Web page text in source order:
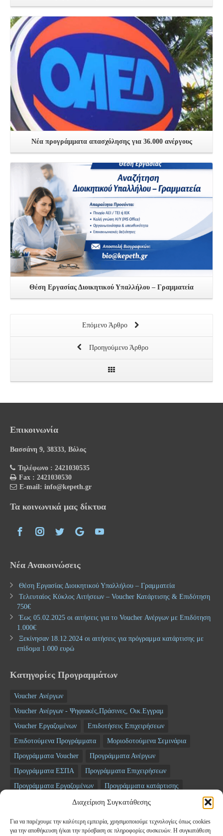
Διαχείριση Συγκατάθεσης
Για να παρέχουμε την καλύτερη εμπειρία, χρησιμοποιούμε τεχνολογίες όπως cookies
για την αποθήκευση ή/και την πρόσβαση σε πληροφορίες συσκευών. Η συγκατάθεση
Δείτε Περισσότερα
Νέα προγράμματα απασχόλησης για 36.000 ανέργους
Δείτε Περισσότερα
Θέση Εργασίας Διοικητικού Υπαλλήλου – Γραμματεία
Επόμενο Άρθρο
Προηγούμενο Άρθρο
Επικοινωνία
Βασσάνη 9, 38333, Βόλος
Τηλέφωνο : 2421030535
Fax : 2421030530
E-mail: info@kepeth.gr
Τα κοινωνικά μας δίκτυα
Νέα Ανακοινώσεις
Θέση Εργασίας Διοικητικού Υπαλλήλου – Γραμματεία
Τελευταίος Κύκλος Αιτήσεων – Voucher Κατάρτισης & Επιδότηση
750€
Έως 05.02.2025 οι αιτήσεις για το Voucher Ανέργων με Επιδότηση
1.000€
Ξεκίνησαν 18.12.2024 οι αιτήσεις για πρόγραμμα κατάρτισης με
επίδομα 1.000 ευρώ
Κατηγορίες Προγραμμάτων
Voucher Ανέργων
Voucher Ανέργων - Ψηφιακές,Πράσινες, Οικ.Εγγραμ
Voucher Εργαζομένων
Επιδοτήσεις Επιχειρήσεων
Επιδοτούμενα Προγράμματα
Μοριοδοτούμενα Σεμινάρια
Προγράμματα Voucher
Προγράμματα Ανέργων
Προγράμματα ΕΣΠΑ
Προγράμματα Επιχειρήσεων
Προγράμματα Εργαζομένων
Προγράμματα κατάρτισης
ΤΑΜΕΙΟ ΑΝΑΚΑΜΨΗΣ
Newsletter